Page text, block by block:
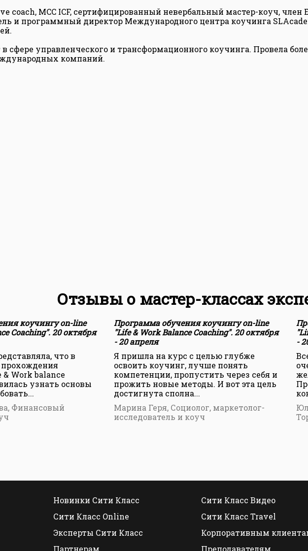
coach, MCC ICF, сертифицированный невербальный мастер-коуч, член
и программный директор Международного центра коучинга
в сфере управленческого и трансформационного коучинга. Провела
компаний.
Отзывы о мастер-классах
коучингу on-line
Coaching". 20 октября
что в
прохождения
Work balance
узнать основы
Финансовый
Программа обучения коучингу on-line
"Life & Work Balance Coaching". 20 октября
- 20 апреля
Я пришла на курс с целью глубже
освоить коучинг, лучше понять
компетенции, пропустить через себя и
прожить новые методы. И вот эта цель
достигнута сполна...
Марина Геря, Социолог, маркетолог-
исследователь и коуч
-
Новинки Сити Класс
Сити Класс Видео
Сити Класс Online
Сити Класс Travel
Эксперты Сити Класс
Корпоративным